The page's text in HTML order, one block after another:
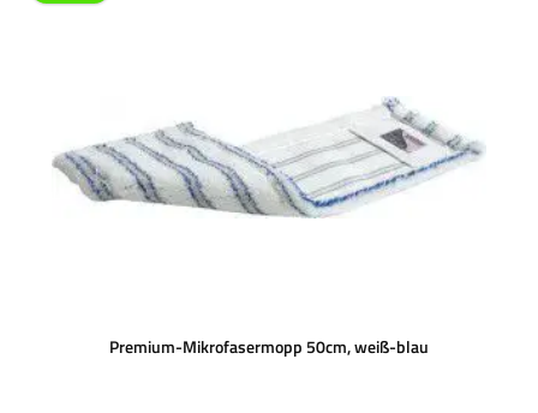
Premium-Mikrofasermopp 50cm, weiß-blau